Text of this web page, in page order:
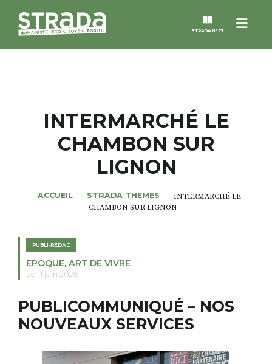
Menu
STRADA N°73
MAGAZINES
NOS THÈMES
ROSÉE DE MAI
RECHERCHER
S'ABONNER
FACEBOOKINSTAGRAM
LINKEDINYOUTUBE
INTERMARCHÉ LE
CHAMBON SUR
LIGNON
ACCUEIL STRADA THEMES
INTERMARCHÉ LE
CHAMBON SUR LIGNON
PUBLI-RÉDAC
EPOQUE, ART DE VIVRE
Le 11 juin 2026
PUBLICOMMUNIQUÉ – NOS
NOUVEAUX SERVICES